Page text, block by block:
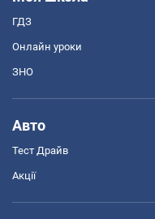
ГДЗ
Онлайн уроки
ЗНО
Авто
Тест Драйв
Акції